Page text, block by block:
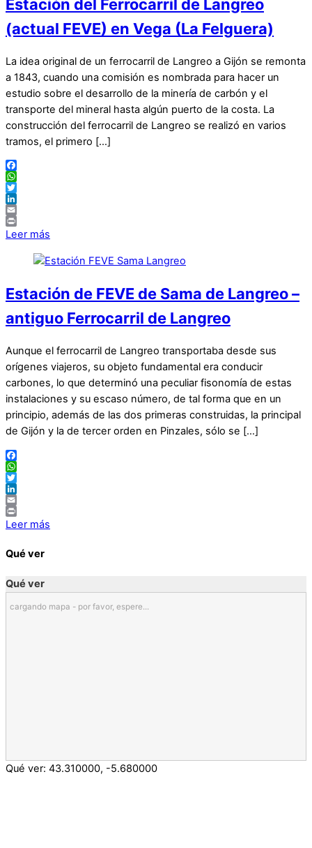
Estación del Ferrocarril de Langreo
(actual FEVE) en Vega (La Felguera)
La idea original de un ferrocarril de Langreo a Gijón se remonta
a 1843, cuando una comisión es nombrada para hacer un
estudio sobre el desarrollo de la minería de carbón y el
transporte del mineral hasta algún puerto de la costa. La
construcción del ferrocarril de Langreo se realizó en varios
tramos, el primero […]
Facebook
WhatsApp
Twitter
LinkedIn
Email
Print
Leer más
Estación de FEVE de Sama de Langreo –
antiguo Ferrocarril de Langreo
Aunque el ferrocarril de Langreo transportaba desde sus
orígenes viajeros, su objeto fundamental era conducir
carbones, lo que determinó una peculiar fisonomía de estas
instalaciones y su escaso número, de tal forma que en un
principio, además de las dos primeras construidas, la principal
de Gijón y la de tercer orden en Pinzales, sólo se […]
Facebook
WhatsApp
Twitter
LinkedIn
Email
Print
Leer más
Qué ver
Qué ver
cargando mapa - por favor, espere...
Qué ver: 43.310000, -5.680000